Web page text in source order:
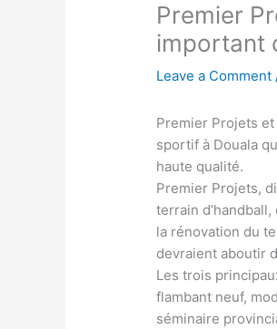
Premier
important
Leave a Comment
Premier Projets
sportif à Douala
haute qualité.
Premier Projets,
terrain
la rénovation du
devraient aboutir
Les trois
flambant neuf,
séminaire